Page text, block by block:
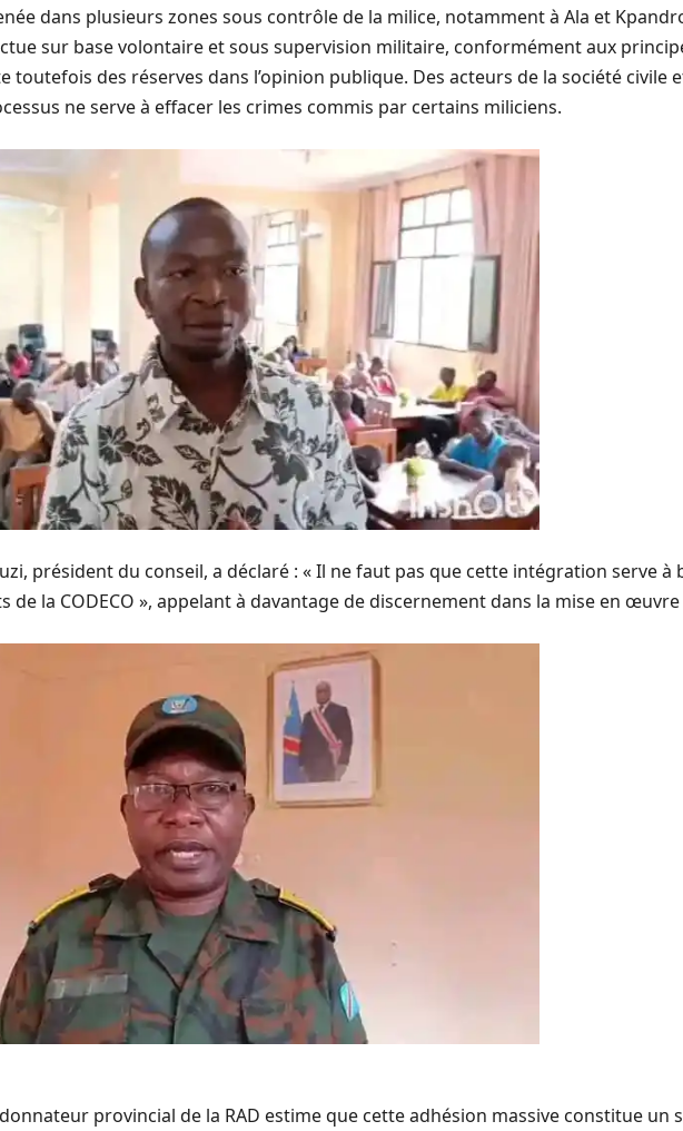
dans plusieurs zones sous contrôle de la milice, notamment à Ala et
sur base volontaire et sous supervision militaire, conformément aux
toutefois des réserves dans l’opinion publique. Des acteurs de la société civile
ne serve à effacer les crimes commis par certains miliciens.
président du conseil, a déclaré : « Il ne faut pas que cette intégration serve
de la CODECO », appelant à davantage de discernement dans la mise en
provincial de la RAD estime que cette adhésion massive constitue